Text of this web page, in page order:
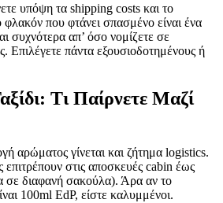
υπόψη τα shipping costs και το
που φτάνει σπασμένο είναι ένα
συχνότερα απ’ όσο νομίζετε σε
Επιλέγετε πάντα εξουσιοδοτημένους ή
Τι Παίρνετε Μαζί
αρώματος γίνεται και ζήτημα logistics.
επιτρέπουν στις αποσκευές cabin έως
σε διαφανή σακούλα). Άρα αν το
100ml EdP, είστε καλυμμένοι.